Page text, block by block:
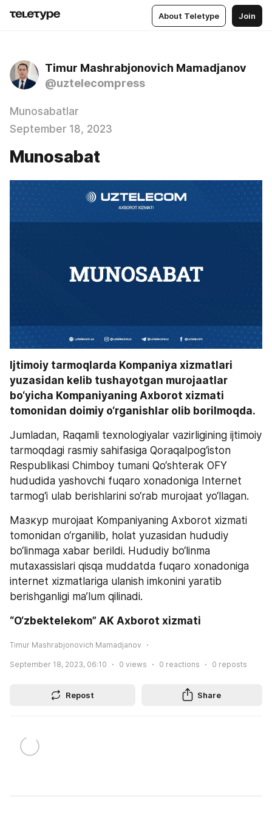
About Teletype Join
Timur Mashrabjonovich Mamadjanov
@uztelecompress
Munosabatlar
September 18, 2023
Munosabat
Ijtimoiy tarmoqlarda Kompaniya xizmatlari
yuzasidan kelib tushayotgan murojaatlar
bo‘yicha Kompaniyaning Axborot xizmati
tomonidan doimiy o‘rganishlar olib borilmoqda.
Jumladan, Raqamli texnologiyalar vazirligining ijtimoiy
tarmoqdagi rasmiy sahifasiga Qoraqalpog‘iston
Respublikasi Chimboy tumani Qo‘shterak OFY
hududida yashovchi fuqaro xonadoniga Internet
tarmog‘i ulab berishlarini so‘rab murojaat yo‘llagan.
Мазкур murojaat Kompaniyaning Axborot xizmati
tomonidan o‘rganilib, holat yuzasidan hududiy
bo‘linmaga xabar berildi. Hududiy bo‘linma
mutaxassislari qisqa muddatda fuqaro xonadoniga
internet xizmatlariga ulanish imkonini yaratib
berishganligi ma’lum qilinadi.
“O‘zbektelekom” AK Axborot xizmati
Timur Mashrabjonovich Mamadjanov
September 18, 2023, 06:10 0 views 0 reactions 0 reposts
Repost Share